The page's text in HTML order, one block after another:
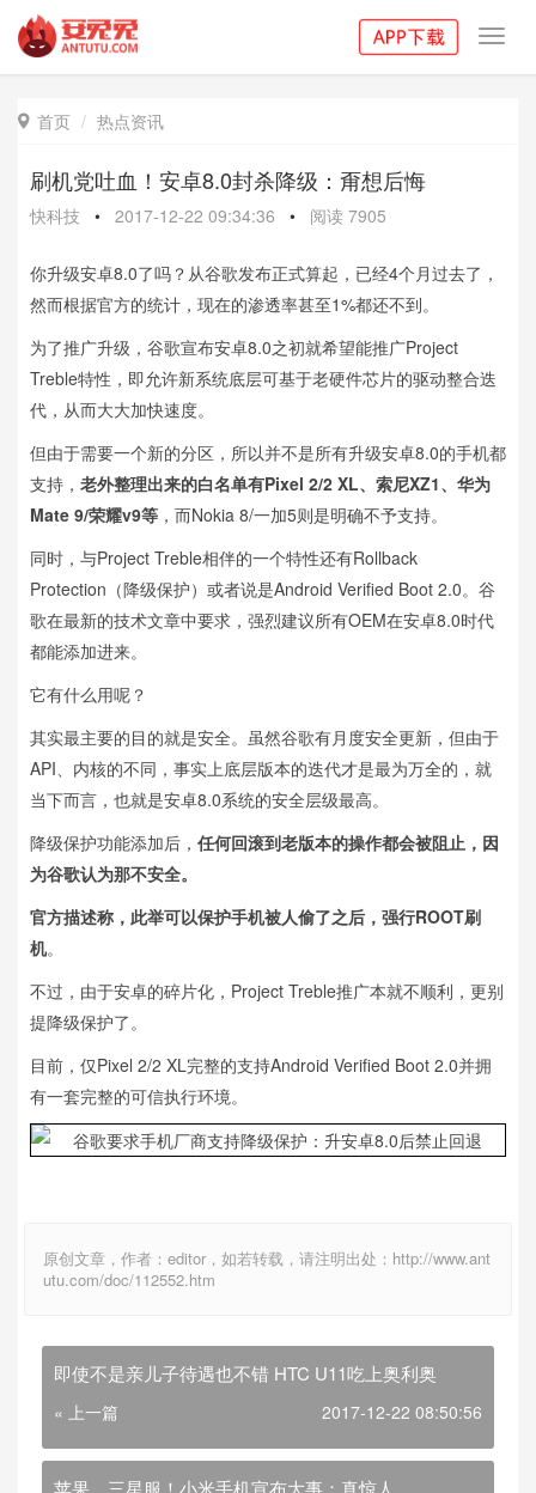
 首页 热点资讯
刷机党吐血！安卓8.0封杀降级：甭想后悔
快科技 • 2017-12-22 09:34:36 • 阅读 7905
你升级安卓8.0了吗？从谷歌发布正式算起，已经4个月过去了，
然而根据官方的统计，现在的渗透率甚至1%都还不到。
为了推广升级，谷歌宣布安卓8.0之初就希望能推广Project
Treble特性，即允许新系统底层可基于老硬件芯片的驱动整合迭
代，从而大大加快速度。
但由于需要一个新的分区，所以并不是所有升级安卓8.0的手机都
支持， 老外整理出来的白名单有Pixel 2/2 XL、索尼XZ1、华为
Mate 9/荣耀v9等 ，而Nokia 8/一加5则是明确不予支持。
同时，与Project Treble相伴的一个特性还有Rollback
Protection（降级保护）或者说是Android Verified Boot 2.0。谷
歌在最新的技术文章中要求，强烈建议所有OEM在安卓8.0时代
都能添加进来。
它有什么用呢？
其实最主要的目的就是安全。虽然谷歌有月度安全更新，但由于
API、内核的不同，事实上底层版本的迭代才是最为万全的，就
当下而言，也就是安卓8.0系统的安全层级最高。
降级保护功能添加后， 任何回滚到老版本的操作都会被阻止，因
为谷歌认为那不安全。
官方描述称，此举可以保护手机被人偷了之后，强行ROOT刷
机。
不过，由于安卓的碎片化，Project Treble推广本就不顺利，更别
提降级保护了。
目前，仅Pixel 2/2 XL完整的支持Android Verified Boot 2.0并拥
有一套完整的可信执行环境。
原创文章，作者：editor，如若转载，请注明出处：http://www.ant
utu.com/doc/112552.htm
即使不是亲儿子待遇也不错 HTC U11吃上奥利奥
« 上一篇 2017-12-22 08:50:56
苹果、三星服！小米手机宣布大事：真惊人